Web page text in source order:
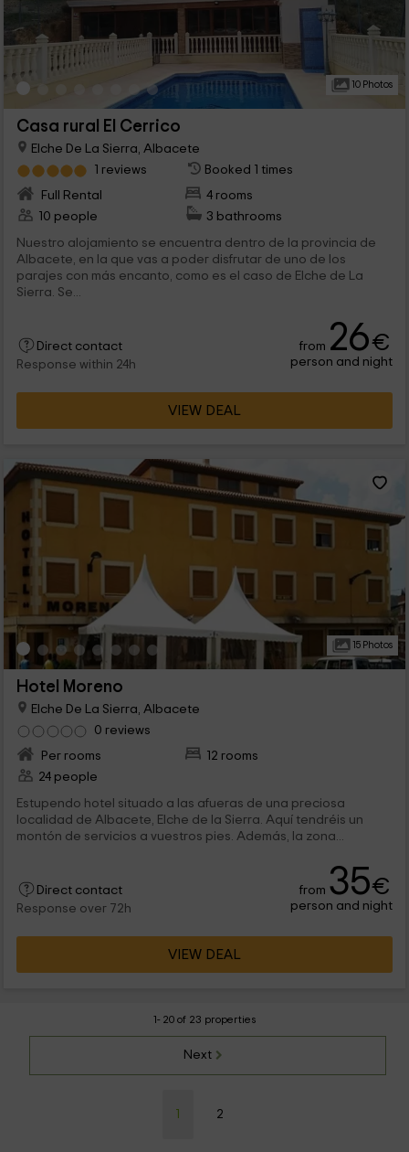
10 Photos
Casa rural El Cerrico
Elche De La Sierra, Albacete
1 reviews
Booked 1 times
Full Rental
4 rooms
10 people
3 bathrooms
Nuestro alojamiento se encuentra dentro de la provincia de
Albacete, en la que vas a poder disfrutar de uno de los
parajes con más encanto, como es el caso de Elche de La
Sierra. Se...
Direct contact
Response within 24h
from 26€
person and night
VIEW DEAL
15 Photos
Hotel Moreno
Elche De La Sierra, Albacete
0 reviews
Per rooms
12 rooms
24 people
Estupendo hotel situado a las afueras de una preciosa
localidad de Albacete, Elche de la Sierra. Aquí tendréis un
montón de servicios a vuestros pies. Además, la zona...
Direct contact
Response over 72h
from 35€
person and night
VIEW DEAL
1- 20 of 23 properties
Next
2